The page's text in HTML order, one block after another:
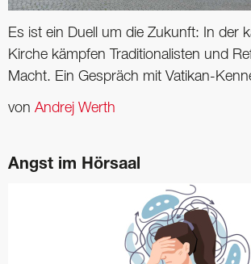
Es ist ein Duell um die Zukunft: In der
Kirche kämpfen Traditionalisten und
Macht. Ein Gespräch mit Vatikan-
von Andrej Werth
Angst im Hörsaal